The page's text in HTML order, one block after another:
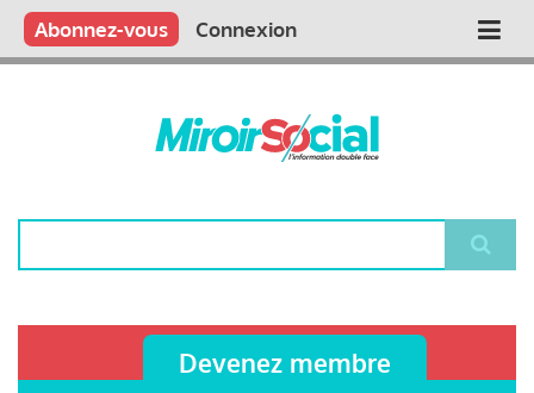
Aller
contenu
Main
Qui sommes nous ?
Vous publiez
Nous publions
Contactez-nous
Abonnez-vous Connexion
Devenez membre